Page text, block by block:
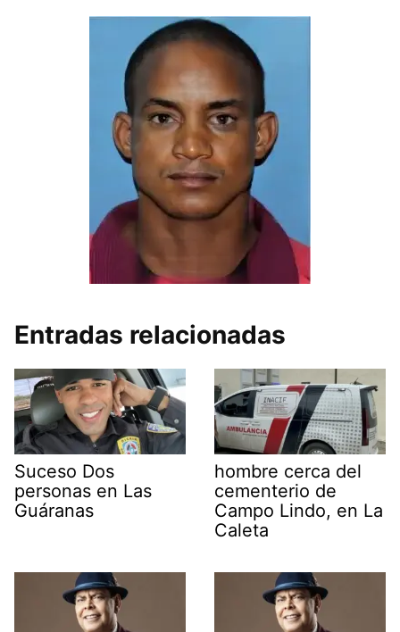
Entradas relacionadas
Suceso Dos
personas en Las
Guáranas
hombre cerca del
cementerio de
Campo Lindo, en La
Caleta